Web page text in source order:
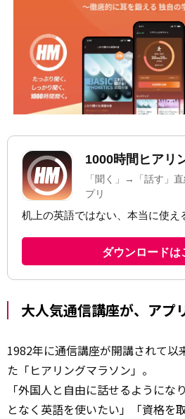
大人気通信講座が、アプ
1982年に通信講座が開講されて以
た「ヒアリングマラソン」。
「外国人と自由に話せるようにな
となく英語を使いたい」「資格を